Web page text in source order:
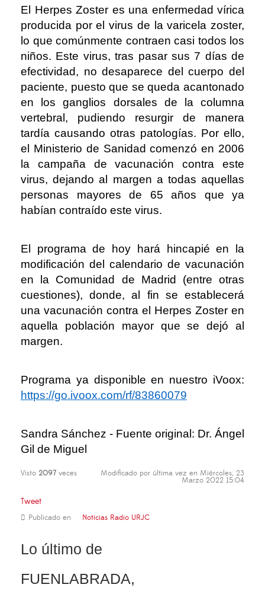
El Herpes Zoster es una enfermedad vírica
producida por el virus de la varicela zoster,
lo que comúnmente contraen casi todos los
niños. Este virus, tras pasar sus 7 días de
efectividad, no desaparece del cuerpo del
paciente, puesto que se queda acantonado
en los ganglios dorsales de la columna
vertebral, pudiendo resurgir de manera
tardía causando otras patologías. Por ello,
el Ministerio de Sanidad comenzó en 2006
la campaña de vacunación contra este
virus, dejando al margen a todas aquellas
personas mayores de 65 años que ya
habían contraído este virus.
El programa de hoy hará hincapié en la
modificación del calendario de vacunación
en la Comunidad de Madrid (entre otras
cuestiones), donde, al fin se establecerá
una vacunación contra el Herpes Zoster en
aquella población mayor que se dejó al
margen.
Programa ya disponible en nuestro iVoox:
https://go.ivoox.com/rf/83860079
Sandra Sánchez - Fuente original: Dr. Ángel
Gil de Miguel
Visto 2097 veces Modificado por última vez en Miércoles, 23
Marzo 2022 15:04
Tweet
Publicado en Noticias Radio URJC
Lo último de
FUENLABRADA,